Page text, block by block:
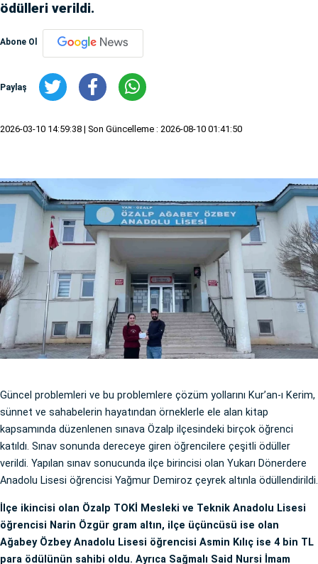
ödülleri verildi.
Abone Ol
Paylaş
2026-03-10 14:59:38 | Son Güncelleme : 2026-08-10 01:41:50
Güncel problemleri ve bu problemlere çözüm yollarını Kur’an-ı Kerim,
sünnet ve sahabelerin hayatından örneklerle ele alan kitap
kapsamında düzenlenen sınava Özalp ilçesindeki birçok öğrenci
katıldı. Sınav sonunda dereceye giren öğrencilere çeşitli ödüller
verildi. Yapılan sınav sonucunda ilçe birincisi olan Yukarı Dönerdere
Anadolu Lisesi öğrencisi Yağmur Demiroz çeyrek altınla ödüllendirildi.
İlçe ikincisi olan Özalp TOKİ Mesleki ve Teknik Anadolu Lisesi
öğrencisi Narin Özgür gram altın, ilçe üçüncüsü ise olan
Ağabey Özbey Anadolu Lisesi öğrencisi Asmin Kılıç ise 4 bin TL
para ödülünün sahibi oldu. Ayrıca Sağmalı Said Nursi İmam